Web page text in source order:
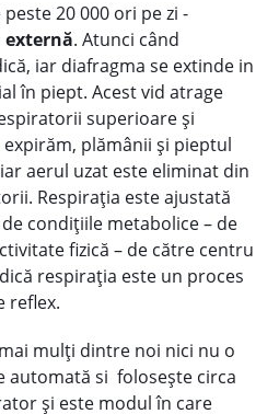
20 000 ori pe zi -
. Atunci când
iar diafragma se extinde in
în piept. Acest vid atrage
superioare și
plămânii și pieptul
aerul uzat este eliminat din
Respirația este ajustată
condițiile metabolice – de
fizică – de către centru
respirația este un proces
reflex.
mulți dintre noi nici nu o
automată si folosește circa
și este modul în care